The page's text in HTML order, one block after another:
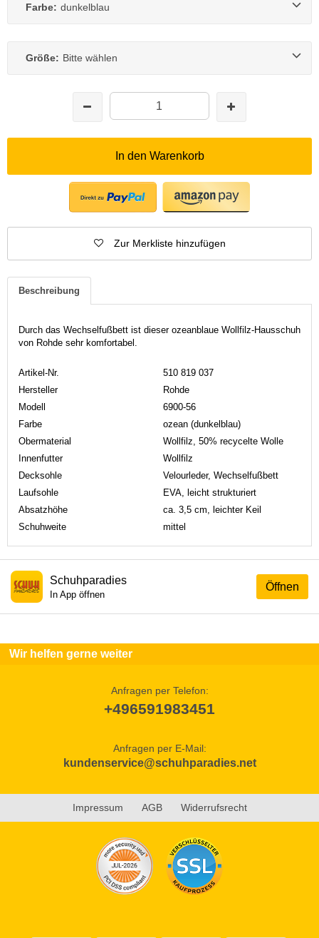
Farbe: dunkelblau
Größe: Bitte wählen
In den Warenkorb
Zur Merkliste hinzufügen
Beschreibung
Durch das Wechselfußbett ist dieser ozeanblaue Wollfilz-Hausschuh
von Rohde sehr komfortabel.
Artikel-Nr.
510 819 037
Hersteller
Rohde
Modell
6900-56
Farbe
ozean (dunkelblau)
Obermaterial
Wollfilz, 50% recycelte Wolle
Innenfutter
Wollfilz
Decksohle
Velourleder, Wechselfußbett
Laufsohle
EVA, leicht strukturiert
Absatzhöhe
ca. 3,5 cm, leichter Keil
Schuhweite
mittel
Öffnen
Schuhparadies
In App öffnen
Wir helfen gerne weiter
Anfragen per Telefon:
+496591983451
Anfragen per E-Mail:
kundenservice@schuhparadies.net
Impressum AGB Widerrufsrecht